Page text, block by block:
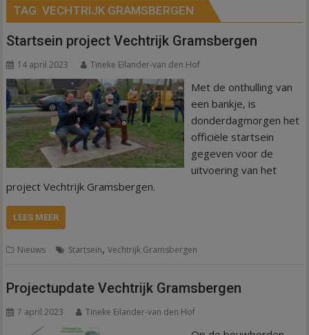
TAG:VECHTRIJK GRAMSBERGEN
Startsein project Vechtrijk Gramsbergen
14 april 2023 Tineke Eilander-van den Hof
Met de onthulling van
een bankje, is
donderdagmorgen het
officiële startsein
gegeven voor de
uitvoering van het
project Vechtrijk Gramsbergen.
LEES MEER
Nieuws Startsein,Vechtrijk Gramsbergen
Projectupdate Vechtrijk Gramsbergen
7 april 2023 Tineke Eilander-van den Hof